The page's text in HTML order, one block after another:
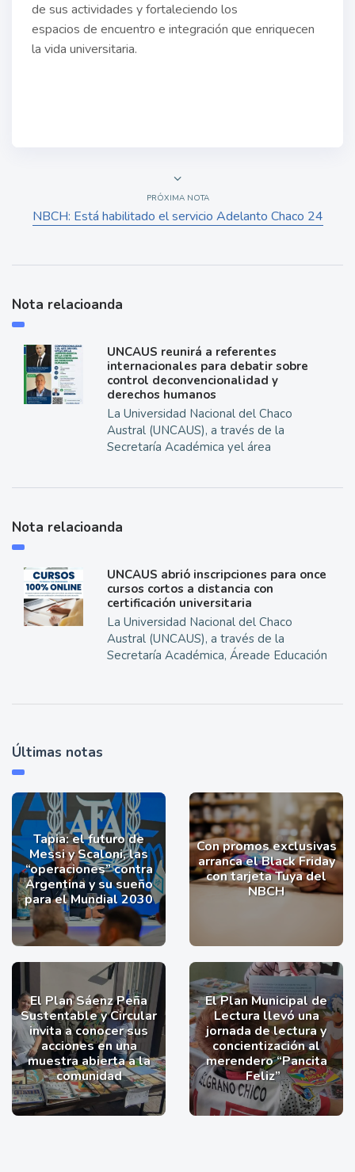
de sus actividades y fortaleciendo los
espacios de encuentro e integración que enriquecen
la vida universitaria.
PRÓXIMA NOTA
NBCH: Está habilitado el servicio Adelanto Chaco 24
Nota relacioanda
UNCAUS reunirá a referentes
internacionales para debatir sobre
control deconvencionalidad y
derechos humanos
La Universidad Nacional del Chaco
Austral (UNCAUS), a través de la
Secretaría Académica yel área
Nota relacioanda
UNCAUS abrió inscripciones para once
cursos cortos a distancia con
certificación universitaria
La Universidad Nacional del Chaco
Austral (UNCAUS), a través de la
Secretaría Académica, Áreade Educación
Últimas notas
Tapia: el futuro de
Messi y Scaloni, las
“operaciones” contra
Argentina y su sueño
para el Mundial 2030
Con promos exclusivas
arranca el Black Friday
con tarjeta Tuya del
NBCH
El Plan Sáenz Peña
Sustentable y Circular
invita a conocer sus
acciones en una
muestra abierta a la
comunidad
El Plan Municipal de
Lectura llevó una
jornada de lectura y
concientización al
merendero “Pancita
Feliz”